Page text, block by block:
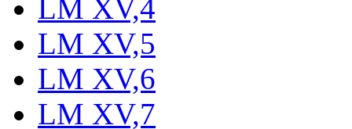
LM XV,4
LM XV,5
LM XV,6
LM XV,7